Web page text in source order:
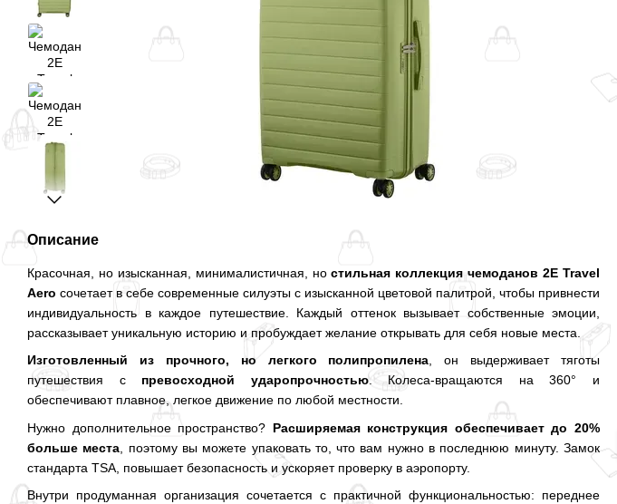
Описание
Красочная, но изысканная, минималистичная, ностильная коллекция чемоданов 2E Travel
Aero сочетает в себе современные силуэты с изысканной цветовой палитрой, чтобы привнести
индивидуальность в каждое путешествие. Каждый оттенок вызывает собственные эмоции,
рассказывает уникальную историю и пробуждает желание открывать для себя новые места.
Изготовленный из прочного, но легкого полипропилена, он выдерживает тяготы
путешествия с превосходной ударопрочностью. Колеса-вращаются на 360° и
обеспечивают плавное, легкое движение по любой местности.
Нужно дополнительное пространство? Расширяемая конструкция обеспечивает до 20%
больше места , поэтому вы можете упаковать то, что вам нужно в последнюю минуту. Замок
стандарта TSA, повышает безопасность и ускоряет проверку в аэропорту.
Внутри продуманная организация сочетается с практичной функциональностью: переднее